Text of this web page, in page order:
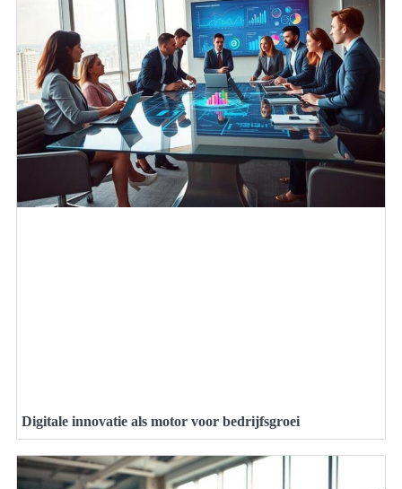
Digitale innovatie als motor voor bedrijfsgroei